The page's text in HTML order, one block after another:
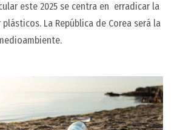
este 2025 se centra en erradicar la
La República de Corea será la